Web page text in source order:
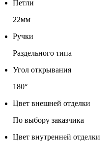
Петли
22мм
Ручки
Раздельного типа
Угол открывания
180°
Цвет внешней отделки
По выбору заказчика
Цвет внутренней отделки